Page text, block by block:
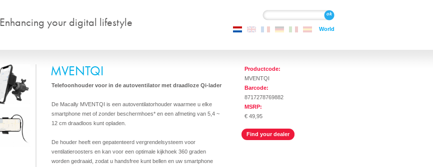
Enhancing your digital lifestyle Zoeken
World
MVENTQI
Telefoonhouder voor in de autoventilator met draadloze Qi-lader
De Macally MVENTQI is een autoventilatorhouder waarmee u elke
smartphone met of zonder beschermhoes* en een afmeting van 5,4 ~
12 cm draadloos kunt opladen.
De houder heeft een gepatenteerd vergrendelsysteem voor
ventilatieroosters en kan voor een optimale kijkhoek 360 graden
worden gedraaid, zodat u handsfree kunt bellen en uw smartphone
Productcode:
MVENTQI
Barcode:
8717278769882
MSRP:
€ 49,95
Find your dealer